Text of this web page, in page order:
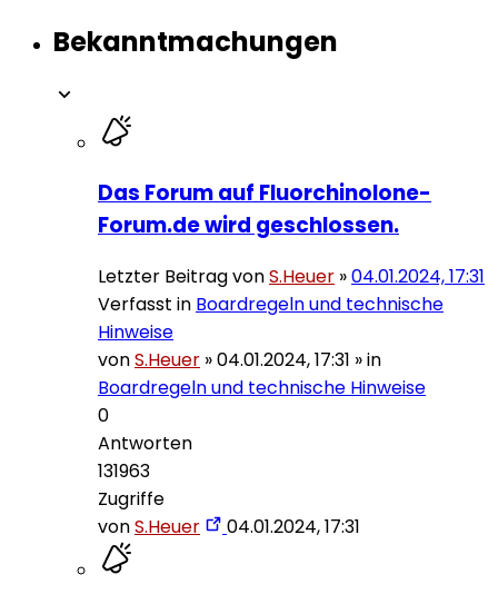
Bekanntmachungen
Das Forum auf Fluorchinolone-
Forum.de wird geschlossen.
Letzter Beitrag vonS.Heuer »04.01.2024, 17:31
Verfasst in Boardregeln und technische
Hinweise
vonS.Heuer »04.01.2024, 17:31 » in
Boardregeln und technische Hinweise
0
Antworten
131963
Zugriffe
vonS.Heuer 04.01.2024, 17:31